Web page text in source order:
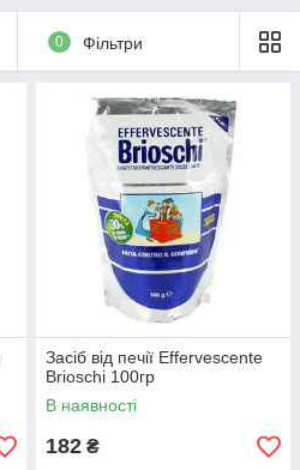
0 Фільтри
Засіб від печії Effervescente
Brioschi 100гр
В наявності
182 ₴